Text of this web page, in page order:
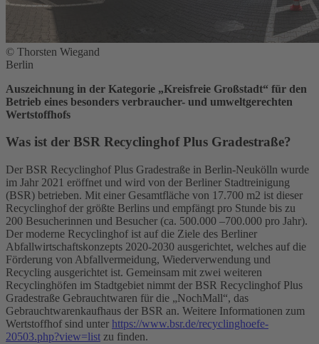
© Thorsten Wiegand
Berlin
Auszeichnung in der Kategorie „Kreisfreie Großstadt“ für den
Betrieb eines besonders verbraucher- und umweltgerechten
Wertstoffhofs
Was ist der BSR Recyclinghof Plus Gradestraße?
Der BSR Recyclinghof Plus Gradestraße in Berlin-Neukölln wurde
im Jahr 2021 eröffnet und wird von der Berliner Stadtreinigung
(BSR) betrieben. Mit einer Gesamtfläche von 17.700 m2 ist dieser
Recyclinghof der größte Berlins und empfängt pro Stunde bis zu
200 Besucherinnen und Besucher (ca. 500.000 –700.000 pro Jahr).
Der moderne Recyclinghof ist auf die Ziele des Berliner
Abfallwirtschaftskonzepts 2020-2030 ausgerichtet, welches auf die
Förderung von Abfallvermeidung, Wiederverwendung und
Recycling ausgerichtet ist. Gemeinsam mit zwei weiteren
Recyclinghöfen im Stadtgebiet nimmt der BSR Recyclinghof Plus
Gradestraße Gebrauchtwaren für die „NochMall“, das
Gebrauchtwarenkaufhaus der BSR an. Weitere Informationen zum
Wertstoffhof sind unter https://www.bsr.de/recyclinghoefe-
20503.php?view=list zu finden.